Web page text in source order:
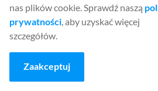
Company No: 08820809
felix@ranktracker.com
2015 -2026
nas plików cookie. Sprawdź naszą
prywatności, aby uzyskać więcej
szczegółów.
Zaakceptuj